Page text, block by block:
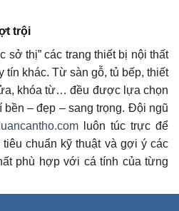
trội
sở thị” các trang thiết bị nội thất
khác. Từ sàn gỗ, tủ bếp, thiết
khóa từ… đều được lựa chọn
– đẹp – sang trọng. Đội ngũ
luôn túc trực để
chuẩn kỹ thuật và gợi ý các
phù hợp với cá tính của từng